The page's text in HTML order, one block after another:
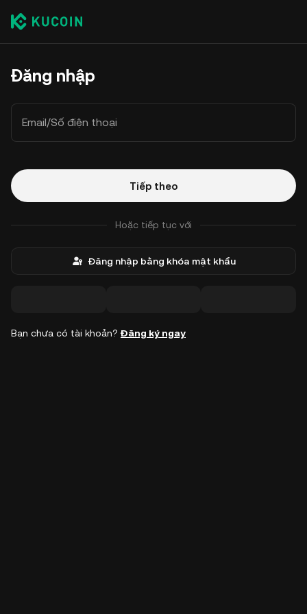
Đăng nhập
Email/Số điện thoại
Tiếp theo
Hoặc tiếp tục với
Đăng nhập bằng khóa mật khẩu
Bạn chưa có tài khoản? Đăng ký ngay